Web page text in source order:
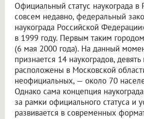
Официальный статус наукограда в
совсем недавно, федеральный
наукограда Российской
в 1999 году. Первым таким
(6 мая 2000 года). На данный
признается 14 наукоградов,
расположены в Московской
неофициальных, — около 70
Однако сама концепция
за рамки официального статуса и
развивается в современных